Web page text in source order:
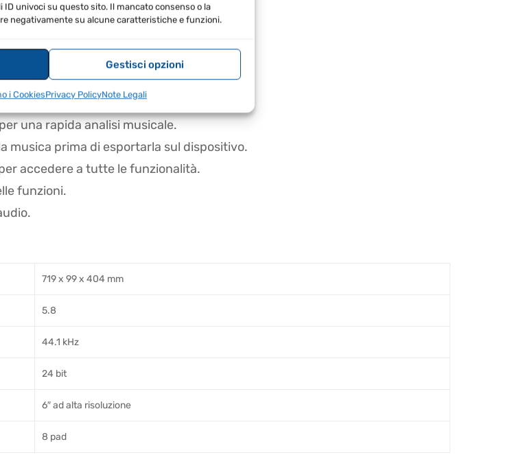
univoci su questo sito. Il mancato consenso o la
negativamente su alcune caratteristiche e funzioni.
Gestisci opzioni
i CookiesPrivacy PolicyNote Legali
una rapida analisi musicale.
musica prima di esportarla sul dispositivo.
accedere a tutte le funzionalità.
funzioni.
719 x 99 x 404 mm
5.8
44.1 kHz
24 bit
6″ ad alta risoluzione
8 pad